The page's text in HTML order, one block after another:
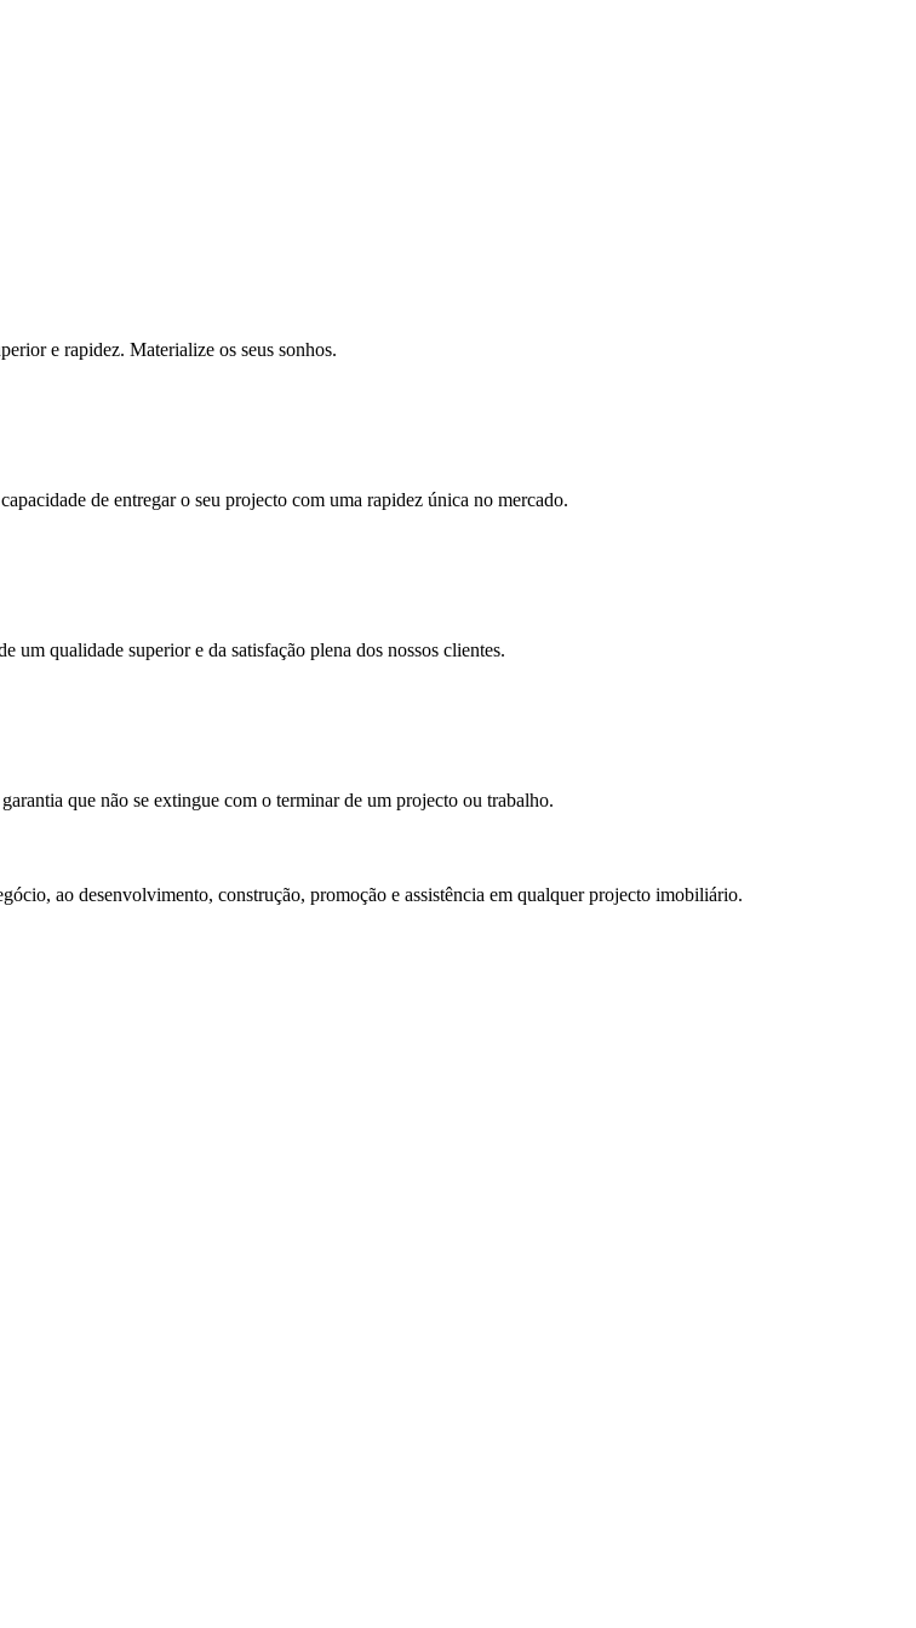
e rapidez. Materialize os seus sonhos.
de entregar o seu projecto com uma rapidez única no mercado.
um qualidade superior e da satisfação plena dos nossos clientes.
que não se extingue com o terminar de um projecto ou trabalho.
ao desenvolvimento, construção, promoção e assistência em qualquer projecto imobiliário.